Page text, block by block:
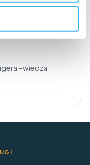
– wiedza